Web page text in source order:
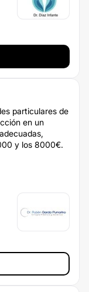
particulares de
en un
y los 8000€.